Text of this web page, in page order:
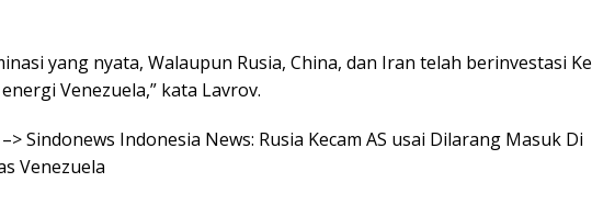
yang nyata, Walaupun Rusia, China, dan Iran telah berinvestasi Ke
Venezuela,” kata Lavrov.
Sindonews Indonesia News: Rusia Kecam AS usai Dilarang Masuk Di
Venezuela